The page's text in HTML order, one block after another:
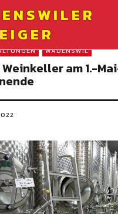
WÄDENSWIL
am 1.-